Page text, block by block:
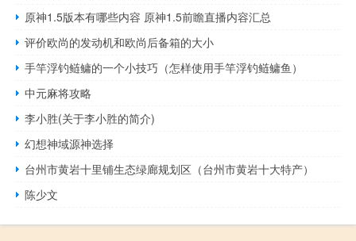
原神1.5版本有哪些内容 原神1.5前瞻直播内容汇总
评价欧尚的发动机和欧尚后备箱的大小
手竿浮钓鲢鳙的一个小技巧（怎样使用手竿浮钓鲢鳙鱼）
中元麻将攻略
李小胜(关于李小胜的简介)
幻想神域源神选择
台州市黄岩十里铺生态绿廊规划区（台州市黄岩十大特产）
陈少文